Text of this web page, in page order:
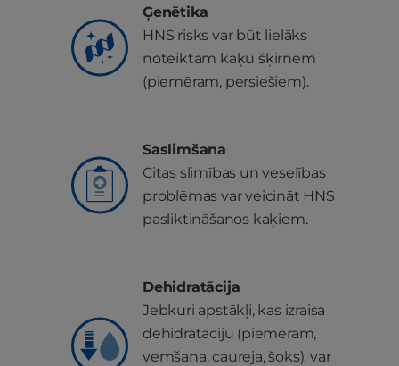
Ģenētika
HNS risks var būt lielāks
noteiktām kaķu šķirnēm
(piemēram, persiešiem).
Saslimšana
Citas slimības un veselības
problēmas var veicināt HNS
pasliktināšanos kaķiem.
Dehidratācija
Jebkuri apstākļi, kas izraisa
dehidratāciju (piemēram,
vemšana, caureja, šoks), var